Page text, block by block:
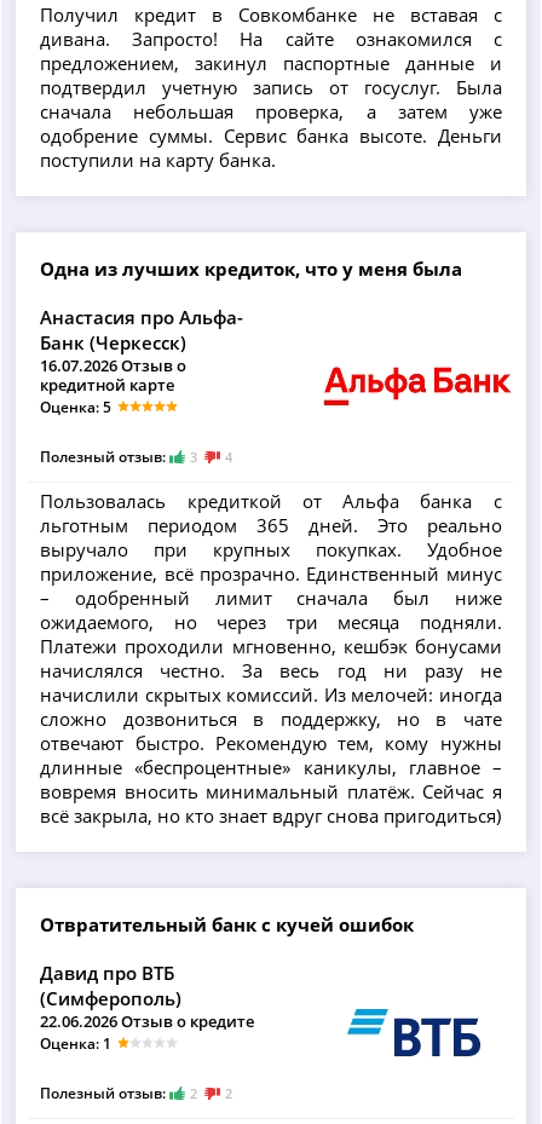
Получил кредит в Совкомбанке не вставая с
дивана. Запросто! На сайте ознакомился с
предложением, закинул паспортные данные и
подтвердил учетную запись от госуслуг. Была
сначала небольшая проверка, а затем уже
одобрение суммы. Сервис банка высоте. Деньги
поступили на карту банка.
Одна из лучших кредиток, что у меня была
Анастасия про Альфа-
Банк (Черкесск)
16.07.2026 Отзыв о
кредитной карте
Оценка: 5
Полезный отзыв: 3 4
Пользовалась кредиткой от Альфа банка с
льготным периодом 365 дней. Это реально
выручало при крупных покупках. Удобное
приложение, всё прозрачно. Единственный минус
– одобренный лимит сначала был ниже
ожидаемого, но через три месяца подняли.
Платежи проходили мгновенно, кешбэк бонусами
начислялся честно. За весь год ни разу не
начислили скрытых комиссий. Из мелочей: иногда
сложно дозвониться в поддержку, но в чате
отвечают быстро. Рекомендую тем, кому нужны
длинные «беспроцентные» каникулы, главное –
вовремя вносить минимальный платёж. Сейчас я
всё закрыла, но кто знает вдруг снова пригодиться)
Отвратительный банк с кучей ошибок
Давид про ВТБ
(Симферополь)
22.06.2026 Отзыв о кредите
Оценка: 1
Полезный отзыв: 2 2